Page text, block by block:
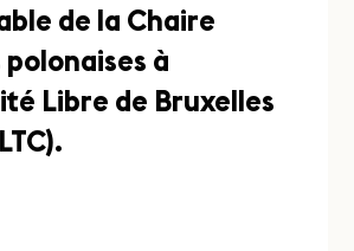
de la Chaire
à
Libre de Bruxelles